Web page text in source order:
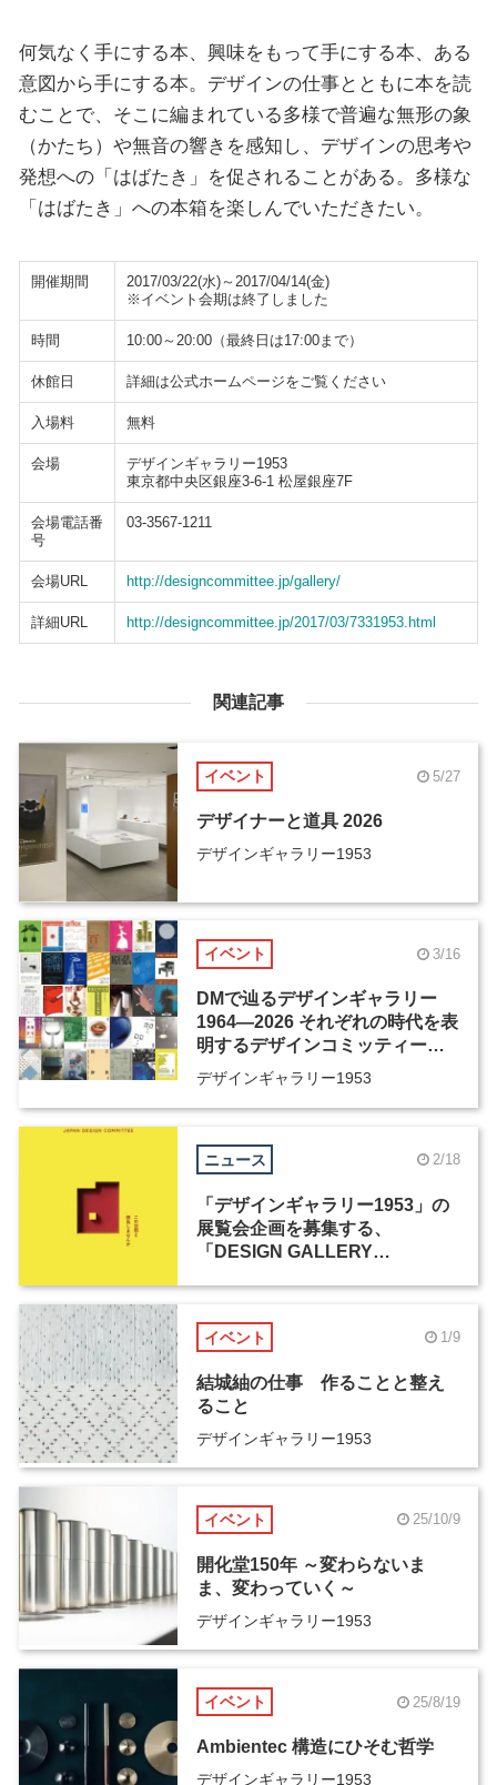
何気なく手にする本、興味をもって手にする本、ある
意図から手にする本。デザインの仕事とともに本を読
むことで、そこに編まれている多様で普遍な無形の象
（かたち）や無音の響きを感知し、デザインの思考や
発想への「はばたき」を促されることがある。多様な
「はばたき」への本箱を楽しんでいただきたい。
開催期間
2017/03/22(水)～2017/04/14(金)
※イベント会期は終了しました
時間 10:00～20:00（最終日は17:00まで）
休館日 詳細は公式ホームページをご覧ください
入場料 無料
会場
デザインギャラリー1953
東京都中央区銀座3-6-1 松屋銀座7F
会場電話番
号
03-3567-1211
会場URL http://designcommittee.jp/gallery/
詳細URL http://designcommittee.jp/2017/03/7331953.html
関連記事
イベント 5/27
デザイナーと道具 2026
デザインギャラリー1953
イベント 3/16
DMで辿るデザインギャラリー
1964―2026 それぞれの時代を表
明するデザインコミッティーの
活動歴、そしてその先へ
デザインギャラリー1953
ニュース 2/18
「デザインギャラリー1953」の
展覧会企画を募集する、
「DESIGN GALLERY
イベント 1/9
結城紬の仕事 作ることと整え
ること
デザインギャラリー1953
イベント 25/10/9
開化堂150年 ～変わらないま
ま、変わっていく～
デザインギャラリー1953
イベント 25/8/19
Ambientec 構造にひそむ哲学
デザインギャラリー1953